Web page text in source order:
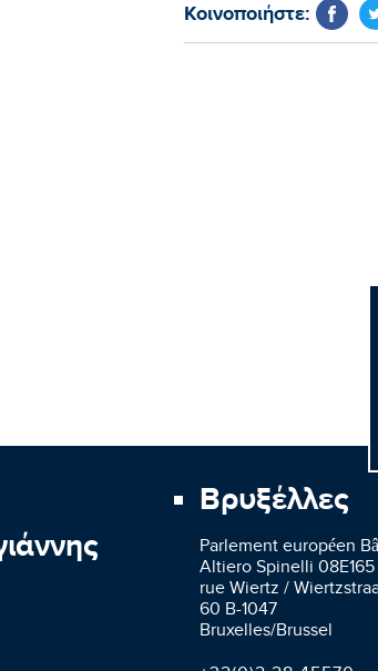
Κοινοποιήστε:
Βρυξέλλες
Parlement européen
Altiero Spinelli
rue Wiertz /
60 B-1047
Bruxelles/Brussel